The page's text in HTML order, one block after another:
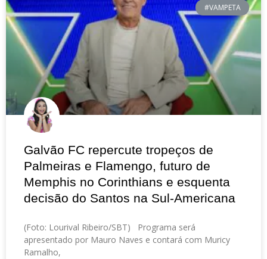
#VAMPETA
Galvão FC repercute tropeços de
Palmeiras e Flamengo, futuro de
Memphis no Corinthians e esquenta
decisão do Santos na Sul-Americana
(Foto: Lourival Ribeiro/SBT) Programa será
apresentado por Mauro Naves e contará com Muricy
Ramalho,